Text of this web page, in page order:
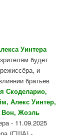
Уинтера
будет
и
братьев
Скоделарио,
Алекс Уинтер,
Вон, Жоэль
- 11.09.2025